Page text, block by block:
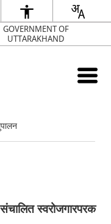
GOVERNMENT OF
UTTARAKHAND
स्वरोजगारपरक